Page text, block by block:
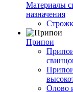
Материалы
назначения
Припои
Олово